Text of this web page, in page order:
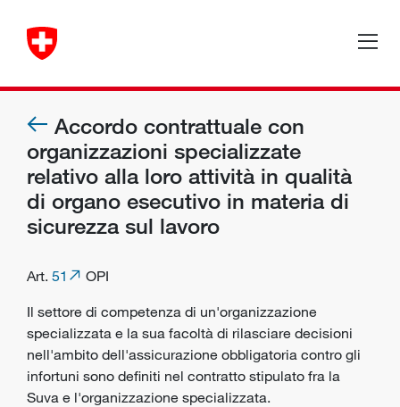
Accordo contrattuale con
organizzazioni specializzate
relativo alla loro attività in qualità
di organo esecutivo in materia di
sicurezza sul lavoro
Art. 51
OPI
Il settore di competenza di un'organizzazione
specializzata e la sua facoltà di rilasciare decisioni
nell'ambito dell'assicurazione obbligatoria contro gli
infortuni sono definiti nel contratto stipulato fra la
Suva e l'organizzazione specializzata.